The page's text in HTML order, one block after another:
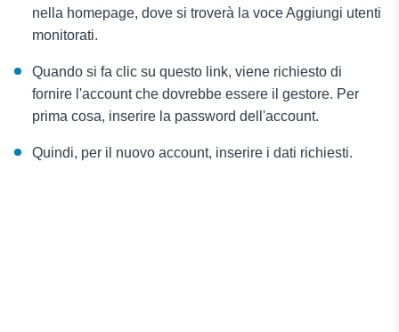
nella homepage, dove si troverà la voce Aggiungi utenti
monitorati.
Quando si fa clic su questo link, viene richiesto di
fornire l'account che dovrebbe essere il gestore. Per
prima cosa, inserire la password dell'account.
Quindi, per il nuovo account, inserire i dati richiesti.